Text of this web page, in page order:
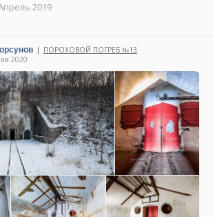
2019
| ПОРОХОВОЙ ПОГРЕБ №13
2020